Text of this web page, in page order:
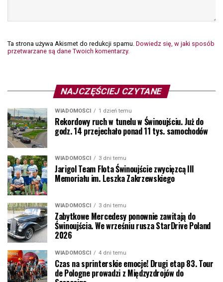
Ta strona używa Akismet do redukcji spamu. Dowiedz się, w jaki sposób
przetwarzane są dane Twoich komentarzy.
NAJCZĘŚCIEJ CZYTANE
WIADOMOŚCI 1 dzień temu
Rekordowy ruch w tunelu w Świnoujściu. Już do
godz. 14 przejechało ponad 11 tys. samochodów
WIADOMOŚCI 3 dni temu
Jarigol Team Flota Świnoujście zwycięzcą III
Memoriału im. Leszka Zakrzewskiego
WIADOMOŚCI 3 dni temu
Zabytkowe Mercedesy ponownie zawitają do
Świnoujścia. We wrześniu rusza StarDrive Poland
2026
WIADOMOŚCI 4 dni temu
Czas na sprinterskie emocje! Drugi etap 83. Tour
de Pologne prowadzi z Międzyzdrojów do